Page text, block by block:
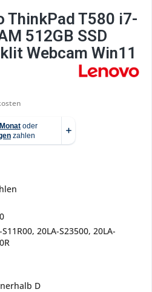
ThinkPad T580 i7-
512GB SSD
Webcam Win11
S11R00, 20LA-S23500, 20LA-
D